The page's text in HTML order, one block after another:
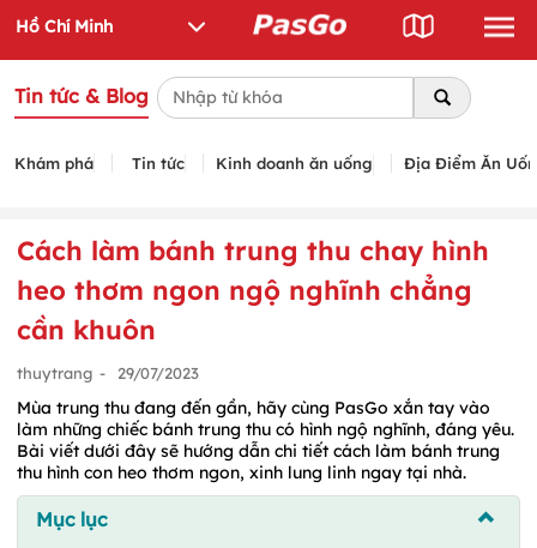
Tin tức & Blog
Khám phá Tin tức Kinh doanh ăn uống Địa Điểm Ăn
Cách làm bánh trung thu chay hình
heo thơm ngon ngộ nghĩnh chẳng
cần khuôn
thuytrang - 29/07/2023
Mùa trung thu đang đến gần, hãy cùng PasGo xắn tay vào
làm những chiếc bánh trung thu có hình ngộ nghĩnh, đáng yêu.
Bài viết dưới đây sẽ hướng dẫn chi tiết cách làm bánh trung
thu hình con heo thơm ngon, xinh lung linh ngay tại nhà.
Mục lục